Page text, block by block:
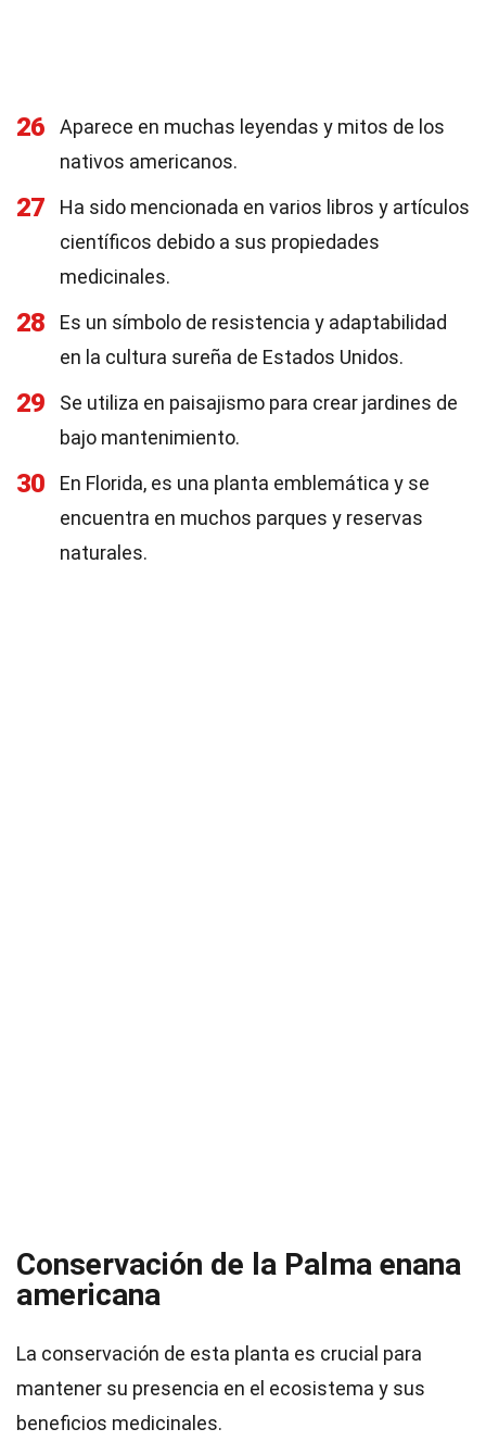
26
Aparece en muchas leyendas y mitos de los
nativos americanos.
27
Ha sido mencionada en varios libros y artículos
científicos debido a sus propiedades
medicinales.
28
Es un símbolo de resistencia y adaptabilidad
en la cultura sureña de Estados Unidos.
29
Se utiliza en paisajismo para crear jardines de
bajo mantenimiento.
30
En Florida, es una planta emblemática y se
encuentra en muchos parques y reservas
naturales.
Conservación de la Palma enana
americana
La conservación de esta planta es crucial para
mantener su presencia en el ecosistema y sus
beneficios medicinales.